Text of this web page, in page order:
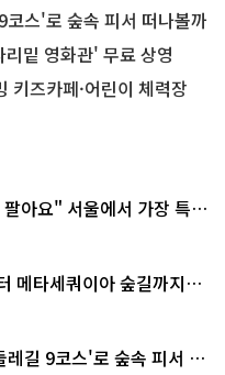
스'로 숲속 피서 떠나볼까
밑 영화관' 무료 상영
키즈카페·어린이 체력장
아요" 서울에서 가장 특별
메타세쿼이아 숲길까지…
길 9코스'로 숲속 피서 떠